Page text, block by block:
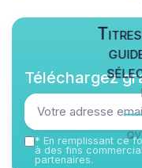
Téléchargez
* En remplissant ce
à des fins
partenaires.